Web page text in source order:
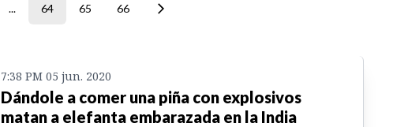
... 64 65 66
7:38 PM 05 jun. 2020
Dándole a comer una piña con explosivos
matan a elefanta embarazada en la India